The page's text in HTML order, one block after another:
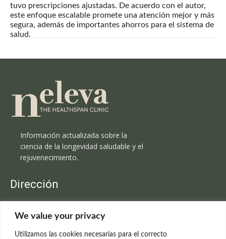
We value your privacy
Utilizamos las cookies necesarias para el correcto
tuvo prescripciones ajustadas. De acuerdo con el autor,
este enfoque escalable promete una atención mejor y más
segura, además de importantes ahorros para el sistema de
salud.
Información actualizada sobre la
ciencia de la longevidad saludable y el
rejuvenecimiento.
Dirección
C/Claudio Coello, 19 - 1º